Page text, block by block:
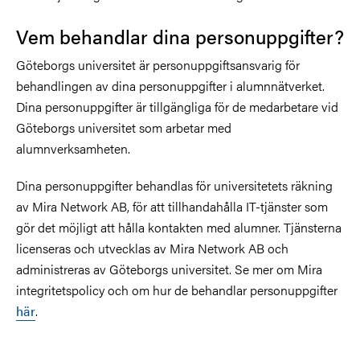
Vem behandlar dina personuppgifter?
Göteborgs universitet är personuppgiftsansvarig för
behandlingen av dina personuppgifter i alumnnätverket.
Dina personuppgifter är tillgängliga för de medarbetare vid
Göteborgs universitet som arbetar med
alumnverksamheten.
Dina personuppgifter behandlas för universitetets räkning
av Mira Network AB, för att tillhandahålla IT-tjänster som
gör det möjligt att hålla kontakten med alumner. Tjänsterna
licenseras och utvecklas av Mira Network AB och
administreras av Göteborgs universitet. Se mer om Mira
integritetspolicy och om hur de behandlar personuppgifter
här.